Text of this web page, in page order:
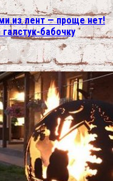
из лент — проще нет!
бабочку